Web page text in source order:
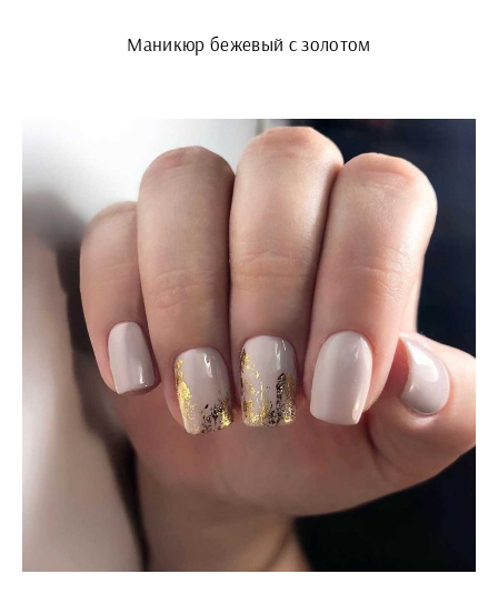
Маникюр бежевый с золотом